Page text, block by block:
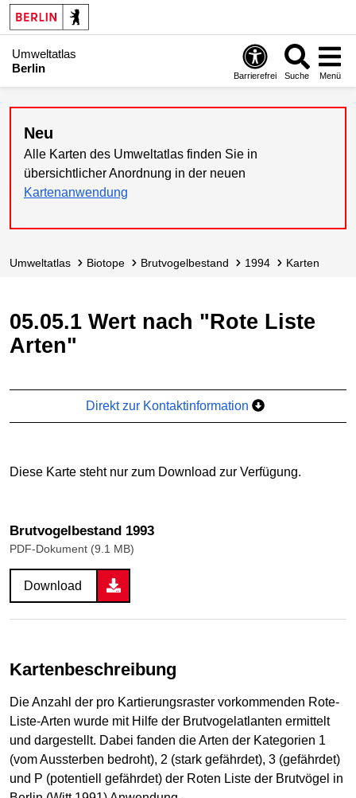
Umweltatlas
Berlin
Barrierefrei Suche Menü
Neu
Alle Karten des Umweltatlas finden Sie in
übersichtlicher Anordnung in der neuen
Kartenanwendung
Umweltatlas Biotope Brutvogelbestand 1994 Karten
05.05.1 Wert nach "Rote Liste
Arten"
Direkt zur Kontaktinformation
Diese Karte steht nur zum Download zur Verfügung.
Brutvogelbestand 1993
PDF-Dokument (9.1 MB)
Download
Kartenbeschreibung
Die Anzahl der pro Kartierungsraster vorkommenden Rote-
Liste-Arten wurde mit Hilfe der Brutvogelatlanten ermittelt
und dargestellt. Dabei fanden die Arten der Kategorien 1
(vom Aussterben bedroht), 2 (stark gefährdet), 3 (gefährdet)
und P (potentiell gefährdet) der Roten Liste der Brutvögel in